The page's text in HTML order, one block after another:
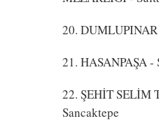
20. DUMLUPINAR
21. HASANPAŞA-
22. ŞEHİT SELİM
Sancaktepe